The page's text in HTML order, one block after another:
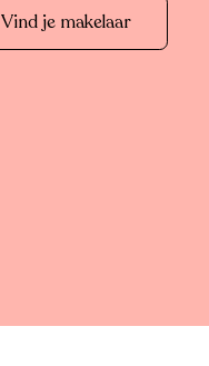
Vind je makelaar